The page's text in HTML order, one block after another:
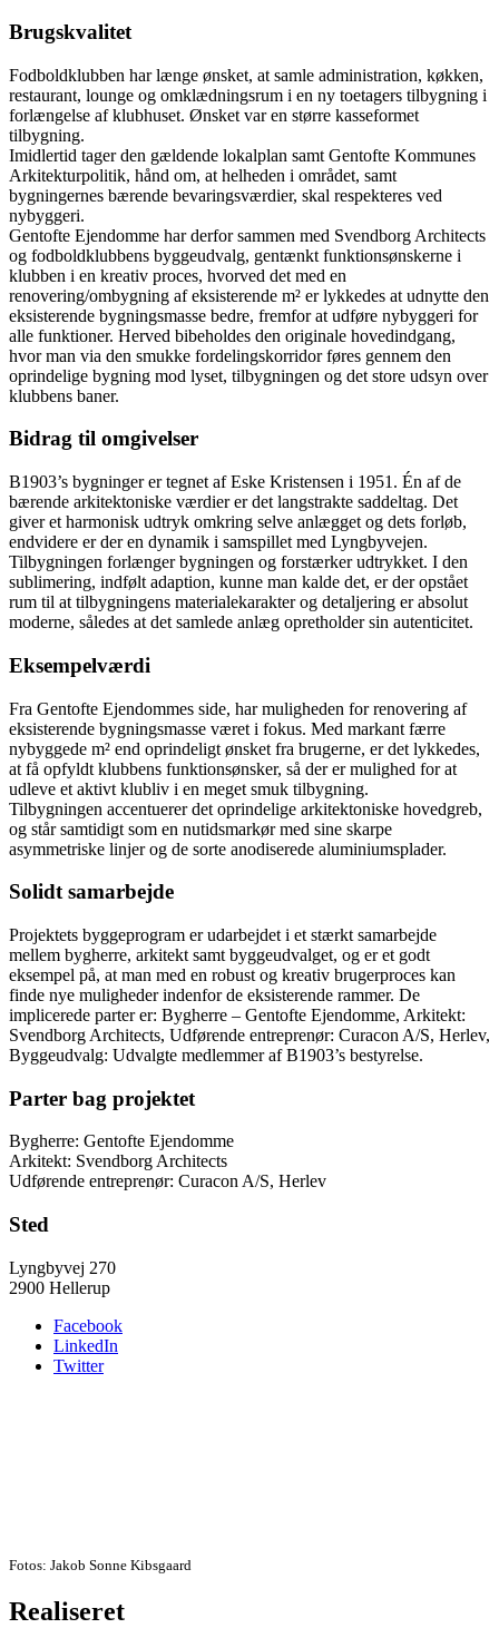
Brugskvalitet
Fodboldklubben har længe ønsket, at samle administration, køkken,
restaurant, lounge og omklædningsrum i en ny toetagers tilbygning i
forlængelse af klubhuset. Ønsket var en større kasseformet
tilbygning.
Imidlertid tager den gældende lokalplan samt Gentofte Kommunes
Arkitekturpolitik, hånd om, at helheden i området, samt
bygningernes bærende bevaringsværdier, skal respekteres ved
nybyggeri.
Gentofte Ejendomme har derfor sammen med Svendborg Architects
og fodboldklubbens byggeudvalg, gentænkt funktionsønskerne i
klubben i en kreativ proces, hvorved det med en
renovering/ombygning af eksisterende m² er lykkedes at udnytte den
eksisterende bygningsmasse bedre, fremfor at udføre nybyggeri for
alle funktioner. Herved bibeholdes den originale hovedindgang,
hvor man via den smukke fordelingskorridor føres gennem den
oprindelige bygning mod lyset, tilbygningen og det store udsyn over
klubbens baner.
Bidrag til omgivelser
B1903’s bygninger er tegnet af Eske Kristensen i 1951. Én af de
bærende arkitektoniske værdier er det langstrakte saddeltag. Det
giver et harmonisk udtryk omkring selve anlægget og dets forløb,
endvidere er der en dynamik i samspillet med Lyngbyvejen.
Tilbygningen forlænger bygningen og forstærker udtrykket. I den
sublimering, indfølt adaption, kunne man kalde det, er der opstået
rum til at tilbygningens materialekarakter og detaljering er absolut
moderne, således at det samlede anlæg opretholder sin autenticitet.
Eksempelværdi
Fra Gentofte Ejendommes side, har muligheden for renovering af
eksisterende bygningsmasse været i fokus. Med markant færre
nybyggede m² end oprindeligt ønsket fra brugerne, er det lykkedes,
at få opfyldt klubbens funktionsønsker, så der er mulighed for at
udleve et aktivt klubliv i en meget smuk tilbygning.
Tilbygningen accentuerer det oprindelige arkitektoniske hovedgreb,
og står samtidigt som en nutidsmarkør med sine skarpe
asymmetriske linjer og de sorte anodiserede aluminiumsplader.
Solidt samarbejde
Projektets byggeprogram er udarbejdet i et stærkt samarbejde
mellem bygherre, arkitekt samt byggeudvalget, og er et godt
eksempel på, at man med en robust og kreativ brugerproces kan
finde nye muligheder indenfor de eksisterende rammer. De
implicerede parter er: Bygherre – Gentofte Ejendomme, Arkitekt:
Svendborg Architects, Udførende entreprenør: Curacon A/S, Herlev,
Byggeudvalg: Udvalgte medlemmer af B1903’s bestyrelse.
Parter bag projektet
Bygherre: Gentofte Ejendomme
Arkitekt: Svendborg Architects
Udførende entreprenør: Curacon A/S, Herlev
Sted
Lyngbyvej 270
2900 Hellerup
Facebook
LinkedIn
Twitter
Fotos: Jakob Sonne Kibsgaard
Realiseret